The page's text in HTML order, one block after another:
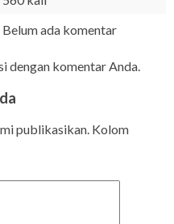
Belum ada komentar
dengan komentar Anda.
publikasikan. Kolom